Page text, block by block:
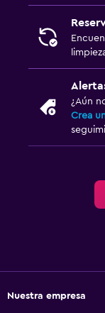
¿Aún
Crea
Nuestra empresa